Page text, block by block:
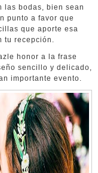
las bodas, bien sean
punto a favor que
que aporte esa
recepción.
honor a la frase
sencillo y delicado,
importante evento.